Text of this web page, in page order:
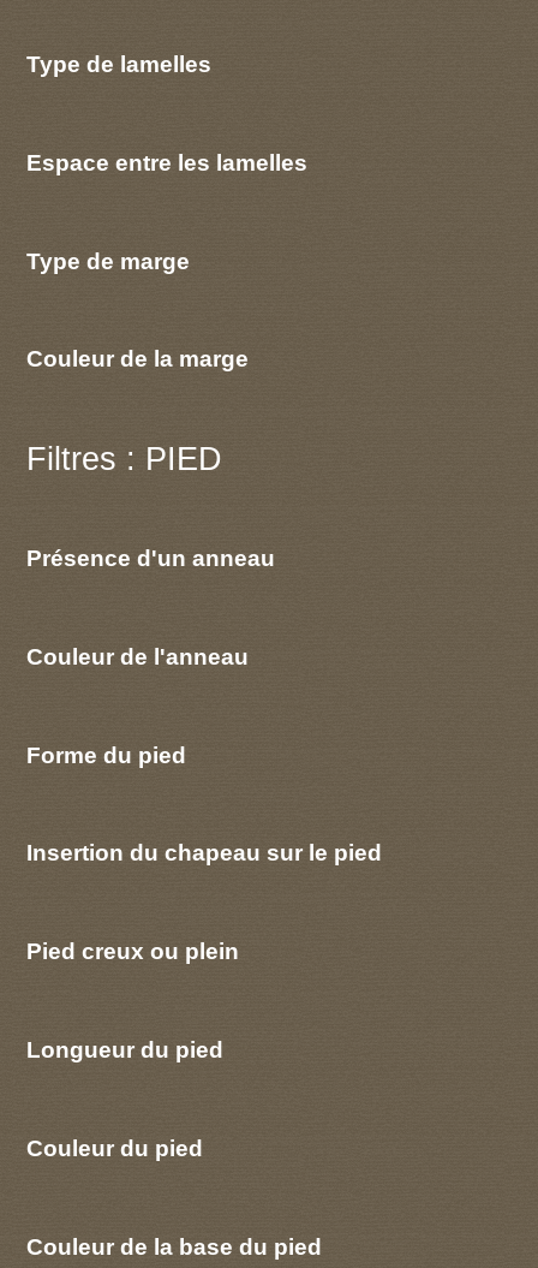
Type de lamelles
Espace entre les lamelles
Type de marge
Couleur de la marge
Filtres : PIED
Présence d'un anneau
Couleur de l'anneau
Forme du pied
Insertion du chapeau sur le pied
Pied creux ou plein
Longueur du pied
Couleur du pied
Couleur de la base du pied